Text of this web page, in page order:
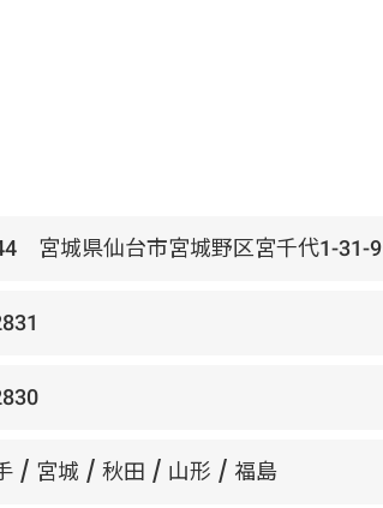
宮城県仙台市宮城野区宮千代1-31-9
/ 宮城 / 秋田 / 山形 / 福島